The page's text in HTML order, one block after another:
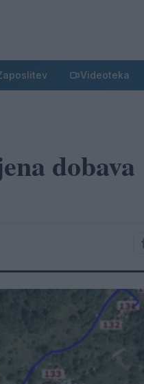
Videoteka
dobava